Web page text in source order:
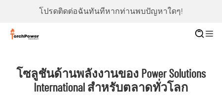
โปรดติดต่อฉันทันทีหากท่านพบปัญหาใดๆ!
โซลูชันด้านพลังงานของ Power Solutions
International สำหรับตลาดทั่วโลก